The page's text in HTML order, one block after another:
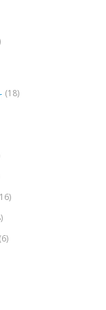
(18)
(6)